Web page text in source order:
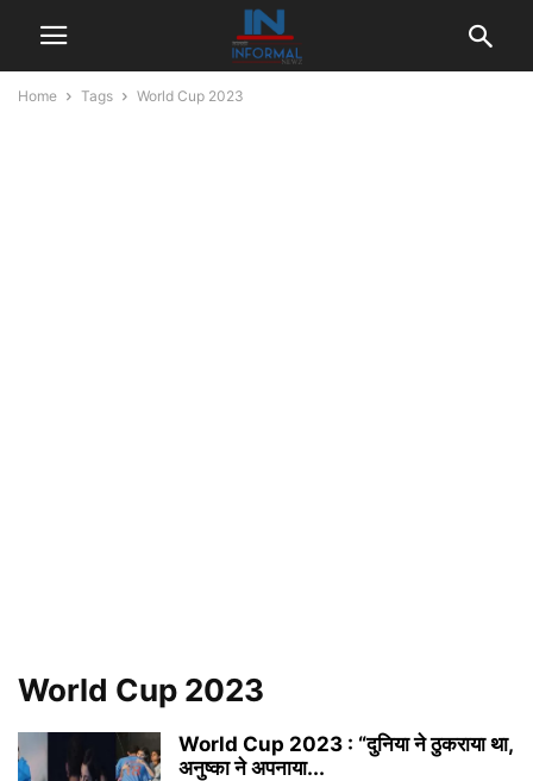
Home Tags World Cup 2023
World Cup 2023
World Cup 2023 : “दुनिया ने ठुकराया था,
अनुष्का ने अपनाया...